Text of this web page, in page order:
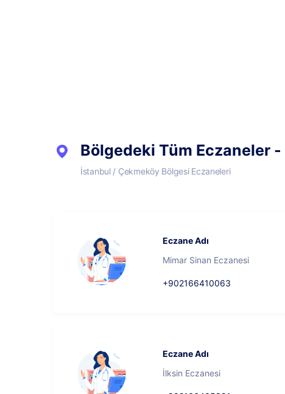
Bölgedeki Tüm Eczaneler -
İstanbul / Çekmeköy Bölgesi Eczaneleri
Eczane Adı
Mimar Sinan Eczanesi
+902166410063
Eczane Adı
İlksin Eczanesi